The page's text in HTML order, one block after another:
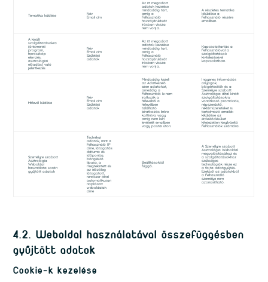
Tematika küldése Név
Email cím
Az itt megadott
adatok kezelése
mindaddig tart,
amíg a
Felhasználó
hozzájárulását
írásban vissza
nem vonja.
A részletes tematika
kiküldése a
Felhasználó részére
emailben.
A kínált
szolgáltatásokra
(önismereti
program,
horoszkóp
elemzés,
asztrológiai
előadás) való
jelentkezés
Név
Email cím
Születési
adatok
Az itt megadott
adatok kezelése
mindaddig tart,
amíg a
Felhasználó
hozzájárulását
írásban vissza
nem vonja.
Kapcsolattartás a
Felhasználóval a
szolgáltatások
kivitelezésével
kapcsolatban.
Hírlevél küldése
Név
Email cím
Születési
adatok
Mindaddig kezeli
az Adatkezelő
ezen adatokat,
ameddig a
Felhasználó le nem
iratkozik a
hírlevélről a
hírlevélben
található
leiratkozás linkre
kattintva vagy
amíg nem kéri
levételét emailben
vagy postai úton.
Ingyenes információs
anyagok,
blogértesítők és a
Személyre szabott
Asztrológia által kínált
szolgáltatásokra
vonatkozó promóciós,
népszerűsítő,
reklámüzeneteket is
tartalmazó emailek
kiküldése az
érdeklődésüket
kifejezetten kinyilvánító
Felhasználók számára.
Személyre szabott
Asztrológia
Weboldal
használata során
gyűjtött adatok
Technikai
adatok, mint a
Felhasználó IP
címe, látogatás
dátuma és
időpontja,
böngésző
típusa, a
megtekintett és
az előzőleg
látogatott,
rendszer által
automatikusan
naplózott
weboldalak
címe
Beállításoktól
függő.
A Személyre szabott
Asztrológia Weboldal
megvalósításához és
a szolgáltatásokhoz
szükséges
technológiák része ez
a fajta adatgyűjtés.
Ezekből az adatokból
a Felhasználó
személye nem
azonosítható.
4.2. Weboldal használatával összefüggésben
gyűjtött adatok
Cookie-k kezelése